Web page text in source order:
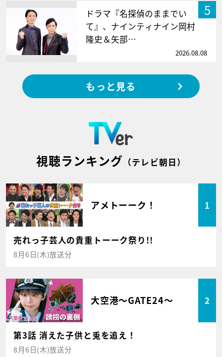
5
ドラマ『名探偵のままでい
て』、ナインティナイン岡村
隆史＆矢部…
2026.08.08
もっと見る
視聴ランキング （テレビ朝日）
アメトーーク！ 1
売れっ子芸人の貴重トーーク祭り!!
8月6日(木)放送分
大空港～GATE24～ 2
第3話 消えた子供と兎を追え！
8月6日(木)放送分